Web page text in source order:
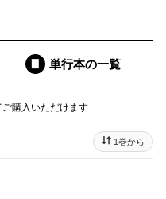
単行本の一覧
購入いただけます
1巻から